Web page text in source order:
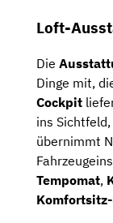
Loft-
Die
Dinge mit,
Cockpit
ins
übernimmt
Tempomat,